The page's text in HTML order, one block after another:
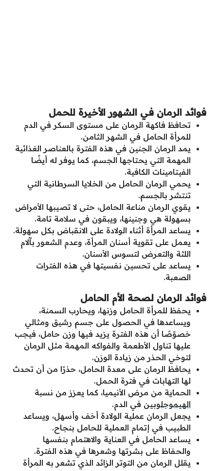
فوائد الرمان في الشهور الأخيرة للحمل
تحافظ فاكهة الرمان على مستوى السكر في الدم
للمرأة الحامل في الشهر الثامن.
يمد الرمان الجنين في هذه الفترة بالعناصر الغذائية
المهمة التي يحتاجها الجسم، كما يوفر له أيضًا
الفيتامينات الكافية.
يحمي الرمان الحامل من الخلايا السرطانية التي
تنتشر بالجسم.
يقوي الرمان مناعة الحامل، حتى لا تصيبها الأمراض
بسهولة هي وجنينها، ويبقون في سلامة تامة.
يساعد المرأة أثناء الولادة على الانقباض بكل سهولة.
يعمل على تقوية أسنان المرأة، وعدم الشعور بآلام
اللثة والتعرض لتسوس الأسنان.
يساعد على تحسين نفسيتها في هذه الفترات
الصعبة.
فوائد الرمان لصحة الأم الحامل
يحفظ للمرأة الحامل وزنها، ويحارب السمنة،
ويساعدها في الحصول على جسم رشيق ومثالي
خصوًصًا أن هذه الفترة يزيد فيها وزن حامل، فيجب
عليها تناول الأطعمة والفواكه المهمة مثل الرمان
لتوخي الحذر من زيادة الوزن.
يحافظ الرمان على معدة الحامل، حذرًا من أن تحدث
لها التهابات في فترة الحمل.
الحماية من مرض الأنيميا، كما يعزز من نسبة
الهيموجلوبين في الدم.
يجعل الرمان عملية الولادة أخف وأسهل، ويساعد
الطبيب في إتمام العملية للحامل بنجاح.
يساعد الحامل في العناية والاهتمام بنفسها
والحفاظ على بشرتها وشعرها في هذه الفترة.
يقلل الرمان من التوتر الزائد الذي تشعر به المرأة